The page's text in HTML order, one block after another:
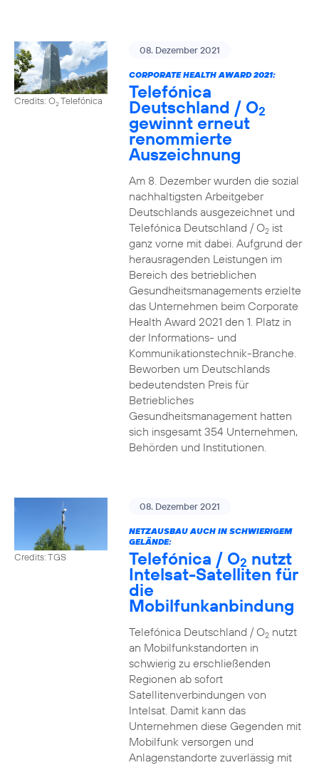
Credits: O2Telefónica
08. Dezember 2021
CORPORATE HEALTH AWARD 2021:
Telefónica
Deutschland / O2
gewinnt erneut
renommierte
Auszeichnung
Am 8. Dezember wurden die sozial
nachhaltigsten Arbeitgeber
Deutschlands ausgezeichnet und
Telefónica Deutschland / O2ist
ganz vorne mit dabei. Aufgrund der
herausragenden Leistungen im
Bereich des betrieblichen
Gesundheitsmanagements erzielte
das Unternehmen beim Corporate
Health Award 2021 den 1. Platz in
der Informations- und
Kommunikationstechnik-Branche.
Beworben um Deutschlands
bedeutendsten Preis für
Betriebliches
Gesundheitsmanagement hatten
sich insgesamt 354 Unternehmen,
Behörden und Institutionen.
Credits: TGS
08. Dezember 2021
NETZAUSBAU AUCH IN SCHWIERIGEM
GELÄNDE:
Telefónica / O2 nutzt
Intelsat-Satelliten für
die
Mobilfunkanbindung
Telefónica Deutschland / O2nutzt
an Mobilfunkstandorten in
schwierig zu erschließenden
Regionen ab sofort
Satellitenverbindungen von
Intelsat. Damit kann das
Unternehmen diese Gegenden mit
Mobilfunk versorgen und
Anlagenstandorte zuverlässig mit